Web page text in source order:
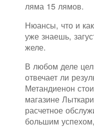
ляма 15 лямов.
Нюансы, что и
уже знаешь,
желе.
В любом деле
отвечает ли
Метандиенон
магазине
расчетное
большим